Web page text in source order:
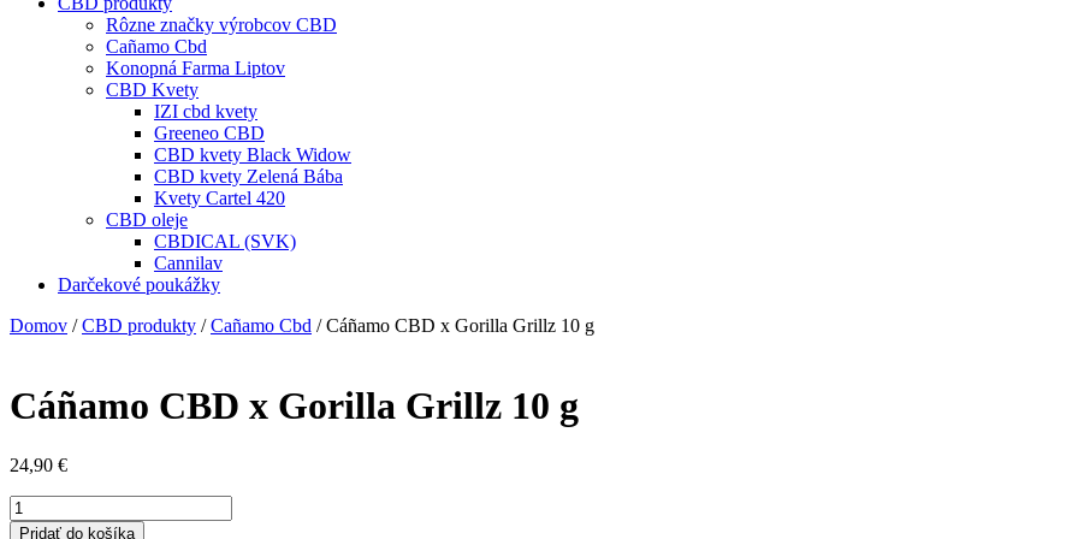
Rôzne značky výrobcov CBD
Cañamo Cbd
Konopná Farma Liptov
CBD Kvety
IZI cbd kvety
Greeneo CBD
CBD kvety Black Widow
CBD kvety Zelená Bába
Kvety Cartel 420
CBD oleje
CBDICAL (SVK)
Cannilav
Darčekové poukážky
Domov /CBD produkty /Cañamo Cbd / Cáñamo CBD x Gorilla Grillz 10 g
Cáñamo CBD x Gorilla Grillz 10 g
24,90 €
množstvo
Cáñamo
Pridať do košíka